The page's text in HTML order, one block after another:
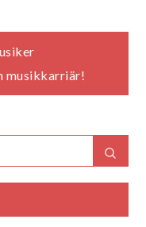
musikkarriär!